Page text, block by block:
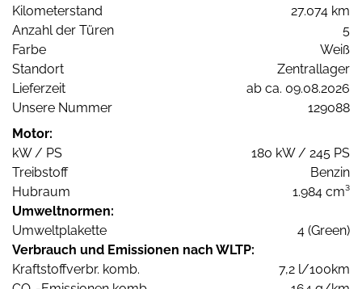
Kilometerstand
27.074 km
Anzahl der Türen
5
Farbe
Weiß
Standort
Zentrallager
Lieferzeit
ab ca. 09.08.2026
Unsere Nummer
129088
Motor:
kW / PS
180 kW / 245 PS
Treibstoff
Benzin
Hubraum
1.984 cm³
Umweltnormen:
Umweltplakette
4 (Green)
Verbrauch und Emissionen nach WLTP:
Kraftstoffverbr. komb.
7,2 l/100km